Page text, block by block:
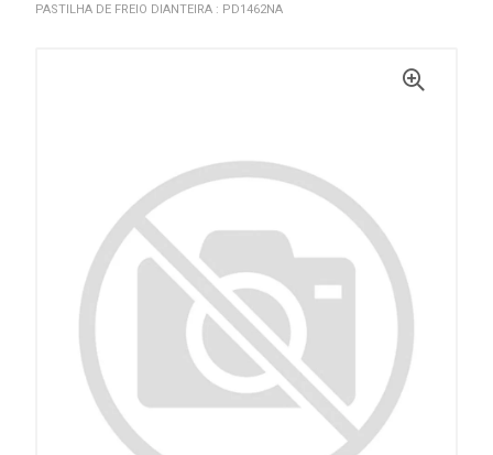
PASTILHA DE FREIO DIANTEIRA : PD1462NA